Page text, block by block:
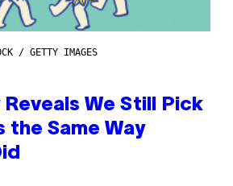
/ GETTY IMAGES
We Still Pick
the Same Way